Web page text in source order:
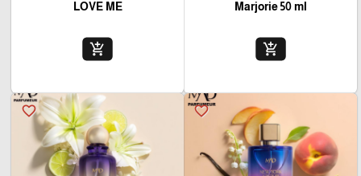
Marjorie 50 ml
add_shopping_cart
LOVE ME
add_shopping_cart
favorite_border
favorite_border